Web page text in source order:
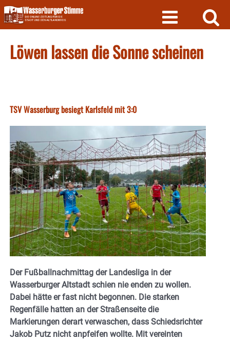
Skip
to
content
Löwen lassen die Sonne scheinen
TSV Wasserburg besiegt Karlsfeld mit 3:0
Der Fußballnachmittag der Landesliga in der
Wasserburger Altstadt schien nie enden zu wollen.
Dabei hätte er fast nicht begonnen. Die starken
Regenfälle hatten an der Straßenseite die
Markierungen derart verwaschen, dass Schiedsrichter
Jakob Putz nicht anpfeifen wollte. Mit vereinten